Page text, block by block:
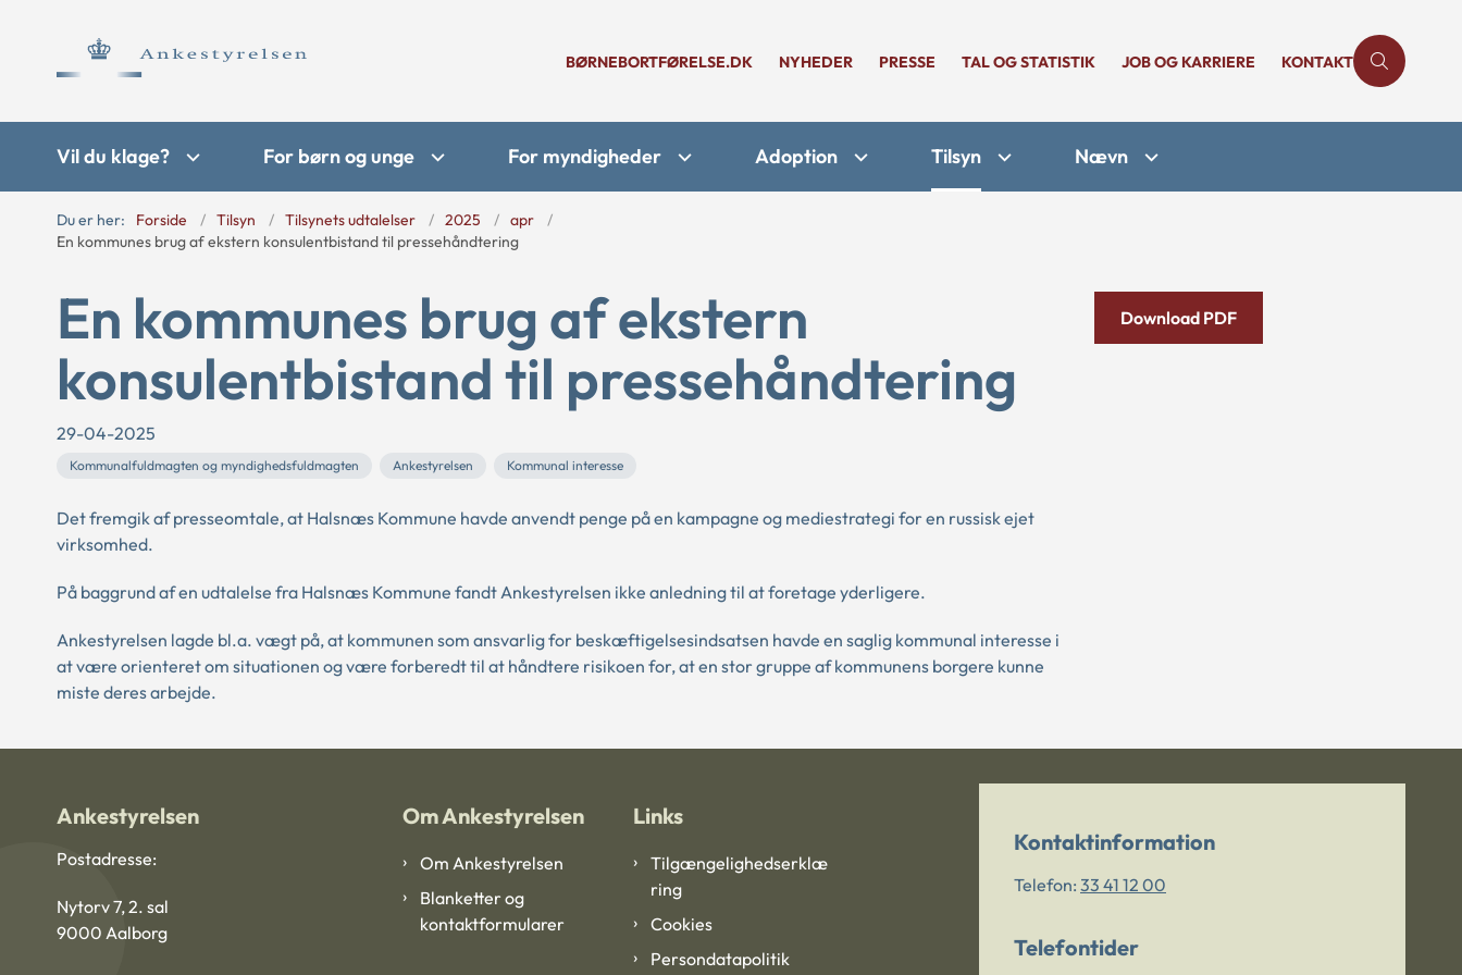
BØRNEBORTFØRELSE.DK NYHEDER PRESSE TAL OG STATISTIK JOB OG KARRIERE KONTAKT
Vil du klage? For børn og unge For myndigheder Adoption Tilsyn Nævn
Du er her: Forside Tilsyn Tilsynets udtalelser 2025
apr
En kommunes brug af ekstern konsulentbistand til pressehåndtering
En kommunes brug af ekstern
konsulentbistand til pressehåndtering
29-04-2025
Kommunalfuldmagten og myndighedsfuldmagten Ankestyrelsen Kommunal interesse
Det fremgik af presseomtale, at Halsnæs Kommune havde anvendt penge på en kampagne og mediestrategi for en russisk ejet
virksomhed.
På baggrund af en udtalelse fra Halsnæs Kommune fandt Ankestyrelsen ikke anledning til at foretage yderligere.
Ankestyrelsen lagde bl.a. vægt på, at kommunen som ansvarlig for beskæftigelsesindsatsen havde en saglig kommunal interesse i
at være orienteret om situationen og være forberedt til at håndtere risikoen for, at en stor gruppe af kommunens borgere kunne
miste deres arbejde.
Download PDF
Ankestyrelsen
Postadresse:
Nytorv 7, 2. sal
9000 Aalborg
Om Ankestyrelsen
Om Ankestyrelsen
Blanketter og
kontaktformularer
Links
Tilgængelighedserklæ
ring
Cookies
Persondatapolitik
Kontaktinformation
Telefon: 33 41 12 00
Telefontider